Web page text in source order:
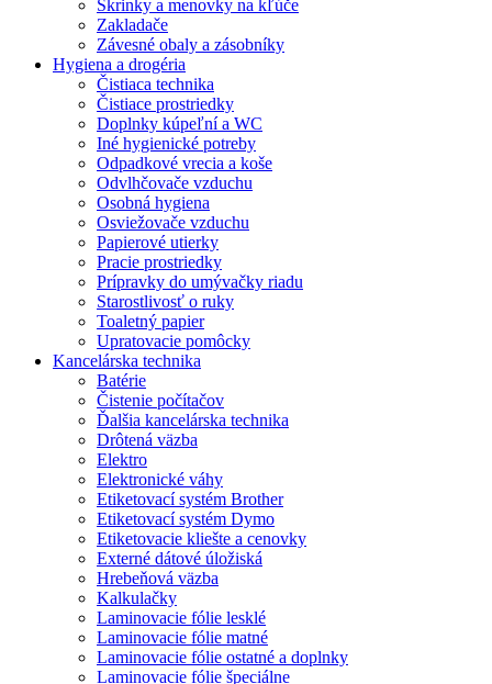
Skrinky a menovky na kľúče
Zakladače
Závesné obaly a zásobníky
Hygiena a drogéria
Čistiaca technika
Čistiace prostriedky
Doplnky kúpeľní a WC
Iné hygienické potreby
Odpadkové vrecia a koše
Odvlhčovače vzduchu
Osobná hygiena
Osviežovače vzduchu
Papierové utierky
Pracie prostriedky
Prípravky do umývačky riadu
Starostlivosť o ruky
Toaletný papier
Upratovacie pomôcky
Kancelárska technika
Batérie
Čistenie počítačov
Ďalšia kancelárska technika
Drôtená väzba
Elektro
Elektronické váhy
Etiketovací systém Brother
Etiketovací systém Dymo
Etiketovacie kliešte a cenovky
Externé dátové úložiská
Hrebeňová väzba
Kalkulačky
Laminovacie fólie lesklé
Laminovacie fólie matné
Laminovacie fólie ostatné a doplnky
Laminovacie fólie špeciálne